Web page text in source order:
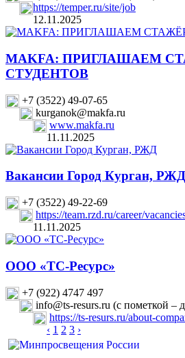
https://temper.ru/site/job
12.11.2025
MAKFA: ПРИГЛАШАЕМ
СТУДЕНТОВ
+7 (3522) 49-07-65
kurganok@makfa.ru
www.makfa.ru
11.11.2025
Вакансии Город Курган, РЖД
+7 (3522) 49-22-69
https://team.rzd.ru/career/
11.11.2025
ООО «ТС-Ресурс»
+7 (922) 4747 497
info@ts-resurs.ru (с пометкой –
https://ts-resurs.ru/about-
‹ 1 2 3 ›